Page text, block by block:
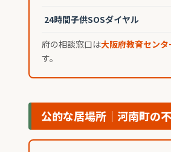
24時間子供SOSダイヤル
府の相談窓口は大阪府教育センタ
す。
公的な居場所｜河南町の